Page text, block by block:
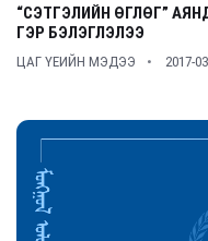
“СЭТГЭЛИЙН ӨГЛӨГ”
ГЭР БЭЛЭГЛЭЛЭЭ
ЦАГ ҮЕИЙН МЭДЭЭ 2017-